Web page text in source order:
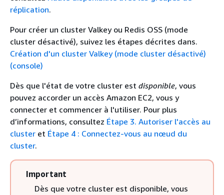
réplication.
Pour créer un cluster Valkey ou Redis OSS (mode
cluster désactivé), suivez les étapes décrites dans.
Création d'un cluster Valkey (mode cluster désactivé)
(console)
Dès que l'état de votre cluster est disponible, vous
pouvez accorder un accès Amazon EC2, vous y
connecter et commencer à l'utiliser. Pour plus
d’informations, consultez Étape 3. Autoriser l'accès au
cluster et Étape 4 : Connectez-vous au nœud du
cluster.
Important
Dès que votre cluster est disponible, vous